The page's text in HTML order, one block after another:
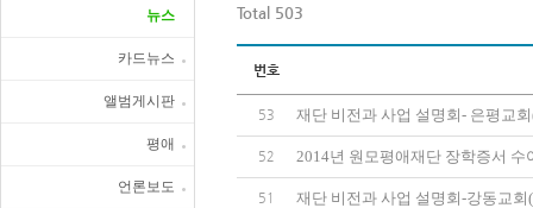
뉴스
카드뉴스
앨범게시판
평애
언론보도
Total 503
번호
53 재단 비전과 사업 설명회- 은평교
52 2014년 원모평애재단 장학증서
51 재단 비전과 사업 설명회-강동교